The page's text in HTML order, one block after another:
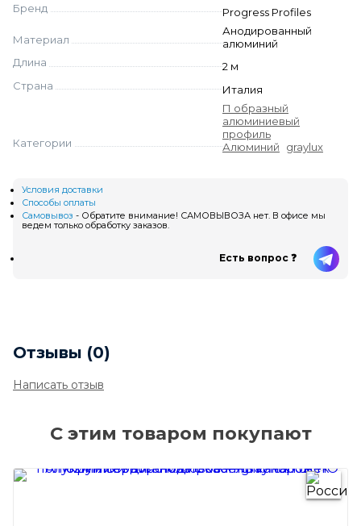
Бренд
Progress Profiles
Материал
Анодированный
алюминий
Длина
2 м
Страна
Италия
Категории
П образный
алюминиевый
профиль
Алюминий
graylux
Условия доставки
Способы оплаты
Самовывоз - Обратите внимание! САМОВЫВОЗА нет. В офисе мы
ведем только обработку заказов.
Есть вопрос ❓
Отзывы (0)
Написать отзыв
С этим товаром покупают